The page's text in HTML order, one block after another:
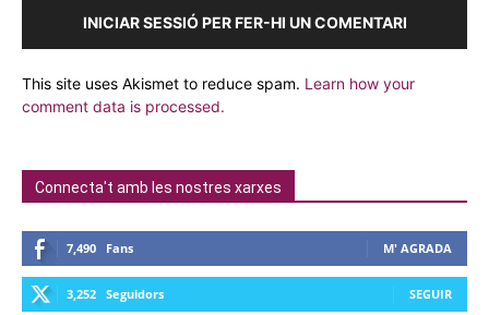
INICIAR SESSIÓ PER FER-HI UN COMENTARI
This site uses Akismet to reduce spam. Learn how your
comment data is processed.
Connecta't amb les nostres xarxes
7,490 Fans M' AGRADA
3,252 Seguidors SEGUIR